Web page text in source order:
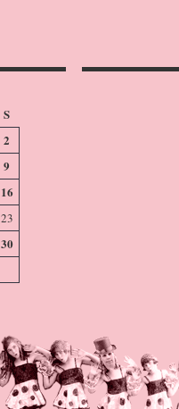
S
2
9
16
23
30